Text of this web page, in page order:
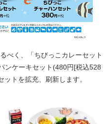
べく、「ちびっこカレーセット
ンケーキセット(480円[税込528
トを拡充、刷新します。